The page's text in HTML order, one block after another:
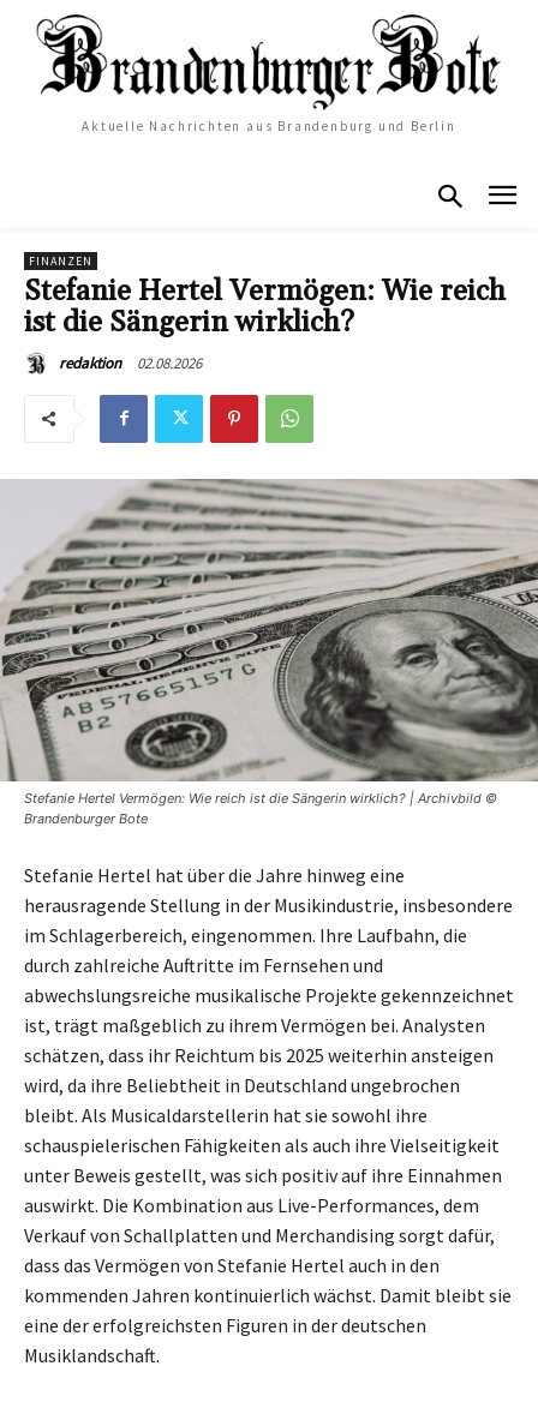
Aktuelle Nachrichten aus Brandenburg und Berlin
FINANZEN
Stefanie Hertel Vermögen: Wie reich
ist die Sängerin wirklich?
redaktion 02.08.2026
Stefanie Hertel Vermögen: Wie reich ist die Sängerin wirklich? | Archivbild ©
Brandenburger Bote
Stefanie Hertel hat über die Jahre hinweg eine
herausragende Stellung in der Musikindustrie, insbesondere
im Schlagerbereich, eingenommen. Ihre Laufbahn, die
durch zahlreiche Auftritte im Fernsehen und
abwechslungsreiche musikalische Projekte gekennzeichnet
ist, trägt maßgeblich zu ihrem Vermögen bei. Analysten
schätzen, dass ihr Reichtum bis 2025 weiterhin ansteigen
wird, da ihre Beliebtheit in Deutschland ungebrochen
bleibt. Als Musicaldarstellerin hat sie sowohl ihre
schauspielerischen Fähigkeiten als auch ihre Vielseitigkeit
unter Beweis gestellt, was sich positiv auf ihre Einnahmen
auswirkt. Die Kombination aus Live-Performances, dem
Verkauf von Schallplatten und Merchandising sorgt dafür,
dass das Vermögen von Stefanie Hertel auch in den
kommenden Jahren kontinuierlich wächst. Damit bleibt sie
eine der erfolgreichsten Figuren in der deutschen
Musiklandschaft.